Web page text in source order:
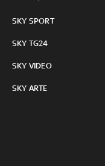
SKY SPORT
SKY TG24
SKY VIDEO
SKY ARTE